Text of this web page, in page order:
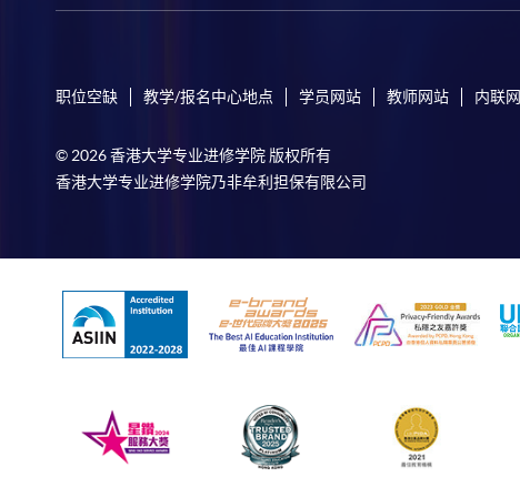
职位空缺 教学/报名中心地点 学员网站 教师网站 内联网
© 2026 香港大学专业进修学院 版权所有
香港大学专业进修学院乃非牟利担保有限公司